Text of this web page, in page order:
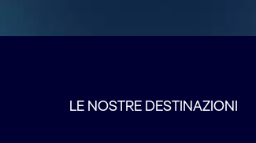
LE NOSTRE DESTINAZIONI